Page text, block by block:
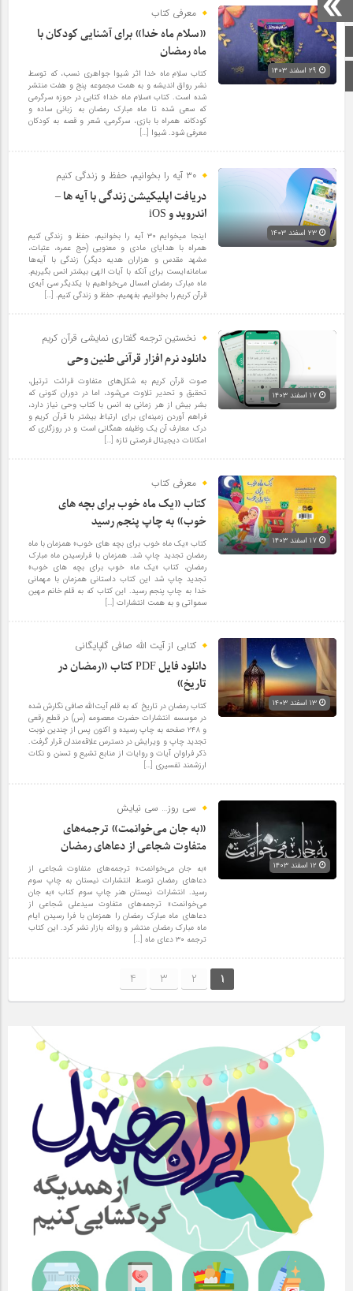
صفحه اصلی
اینستاگرام
معرفی کتاب
«سلام ماه خدا» برای آشنایی کودکان با
ماه رمضان
کتاب سلام ماه خدا اثر شیوا جواهری نسب، که توسط
نشر رواق اندیشه و به همت مجموعه پنج و هفت منتشر
شده است. کتاب «سلام ماه خدا» کتابی در حوزه سرگرمی
که سعی شده تا ماه مبارک رمضان به زبانی ساده و
کودکانه همراه با بازی، سرگرمی، شعر و قصه به کودکان
معرفی شود. شیوا […]
۳۰ آیه را بخوانیم، حفظ و زندگی کنیم
دریافت اپلیکیشن زندگی با آیه ها –
اندروید و iOS
اینجا میخوایم ۳۰ آیه را بخوانیم، حفظ و زندگی کنیم
همراه با هدایای مادی و معنویی (حج عمره، عتبات،
مشهد مقدس و هزاران هدیه دیگر) زندگی با آیه‌ها
سامانه‌ایست برای آنکه با آیات الهی بیشتر انس بگیریم.
ماه مبارک رمضان امسال می‌خواهیم با یکدیگر سی آیه‌ی
قرآن کریم را بخوانیم، بفهمیم، حفظ و زندگی کنیم. […]
نخستین ترجمه گفتاری نمایشی قرآن کریم
دانلود نرم افزار قرآنی طنین وحی
صوت قرآن کریم به شکل‌های متفاوت قرائت ترتیل،
تحقیق و تحدیر تلاوت می‌شود، اما در دوران کنونی که
بشر بیش از هر زمانی به انس با کتاب وحی نیاز دارد،
فراهم‌ آوردن زمینه‌ای برای ارتباط بیشتر با قرآن کریم و
درک معارف آن یک وظیفه همگانی است و در روزگاری که
امکانات دیجیتال فرصتی تازه […]
معرفی کتاب
کتاب «یک ماه خوب برای بچه های
خوب» به چاپ پنجم رسید
کتاب «یک ماه خوب برای بچه های خوب» همزمان با ماه
رمضان تجدید چاپ شد. همزمان با فرارسیدن ماه مبارک
رمضان، کتاب «یک ماه خوب برای بچه های خوب»
تجدید چاپ شد این کتاب داستانی همزمان با مهمانی
خدا به چاپ پنجم رسید. این کتاب که به قلم خانم مهین
سمواتی و به همت انتشارات […]
کتابی از آیت الله صافی گلپایگانی
دانلود فایل PDF کتاب «رمضان در
تاریخ»
کتاب رمضان در تاریخ که به قلم آیت‌الله صافی نگارش شده
در موسسه انتشارات حضرت معصومه (س) در قطع رقعی
و ۲۴۸ صفحه به چاپ رسیده و اکنون پس از چندین نوبت
تجدید چاپ و ویرایش در دسترس علاقه‌مندان قرار گرفت.
ذکر فراوان آیات و روایات از منابع تشیع و تسنن و نکات
ارزشمند تفسیری […]
سی روز… سی نیایش
«به جان می‌خوانمت» ترجمه‌های
متفاوت شجاعی از دعاهای رمضان
«به جان می‌خوانمت» ترجمه‌های متفاوت شجاعی از
دعاهای رمضان توسط انتشارات نیستان به چاپ سوم
رسید. انتشارات نیستان هنر چاپ سوم کتاب «به جان
می‌خوانمت» ترجمه‌های متفاوت سید‌علی شجاعی از
دعاهای ماه مبارک رمضان را همزمان با فرا رسیدن ایام
ماه مبارک رمضان منتشر و روانه بازار نشر کرد. این کتاب
ترجمه ۳۰ دعای ماه […]
1
2
3
4